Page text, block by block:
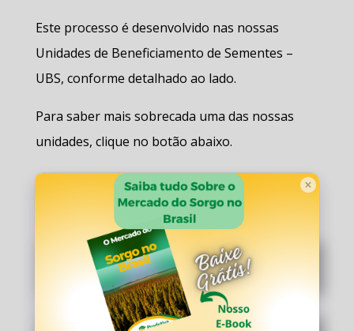
Este processo é desenvolvido nas nossas
Unidades de Beneficiamento de Sementes –
UBS, conforme detalhado ao lado.
Para saber mais sobrecada uma das nossas
unidades, clique no botão abaixo.
Conheça nossas Unidades
Beneficiamento de Soja